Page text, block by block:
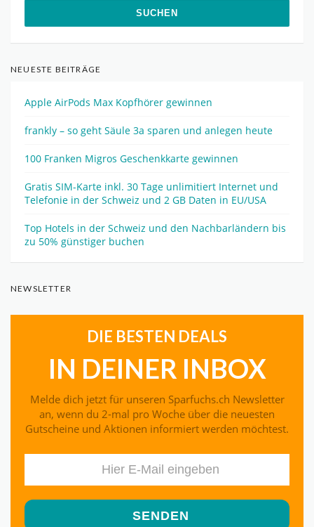
NEUESTE BEITRÄGE
Apple AirPods Max Kopfhörer gewinnen
frankly – so geht Säule 3a sparen und anlegen heute
100 Franken Migros Geschenkkarte gewinnen
Gratis SIM-Karte inkl. 30 Tage unlimitiert Internet und
Telefonie in der Schweiz und 2 GB Daten in EU/USA
Top Hotels in der Schweiz und den Nachbarländern bis
zu 50% günstiger buchen
NEWSLETTER
DIE BESTEN DEALS
IN DEINER INBOX
Melde dich jetzt für unseren Sparfuchs.ch Newsletter
an, wenn du 2-mal pro Woche über die neuesten
Gutscheine und Aktionen informiert werden möchtest.